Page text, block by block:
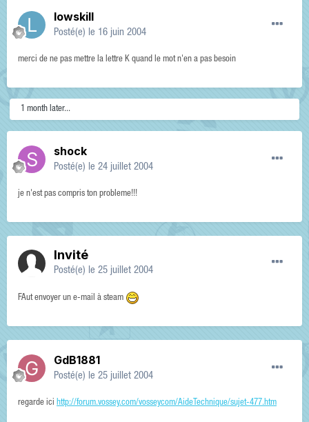
lowskill
Posté(e) le 16 juin 2004
merci de ne pas mettre la lettre K quand le mot n'en a pas besoin
1 month later...
shock
Posté(e) le 24 juillet 2004
je n'est pas compris ton probleme!!!
Invité
Posté(e) le 25 juillet 2004
FAut envoyer un e-mail à steam
GdB1881
Posté(e) le 25 juillet 2004
regarde ici http://forum.vossey.com/vosseycom/AideTechnique/sujet-477.htm